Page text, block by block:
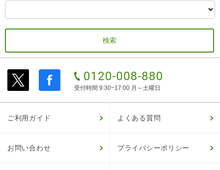
受付時間 9:30~17:00 月～土曜日
ご利用ガイド よくある質問
お問い合わせ プライバシーポリシー